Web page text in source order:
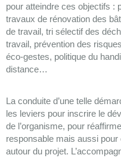
pour atteindre ces objectifs :
travaux de rénovation des
de travail, tri sélectif des
travail, prévention des
éco-gestes, politique du
distance…
La conduite d’une telle
les leviers pour inscrire le
de l’organisme, pour
responsable mais aussi
autour du projet.